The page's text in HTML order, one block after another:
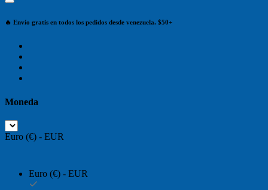
🔥 Envío gratis en todos los pedidos desde venezuela. $50+
Moneda
Euro (€) - EUR
Euro (€) - EUR